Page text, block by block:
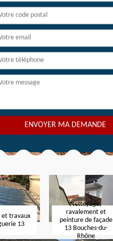
et travaux
13
Nettoyage,
ravalement et
peinture de façade
13 Bouches-du-
Rhône